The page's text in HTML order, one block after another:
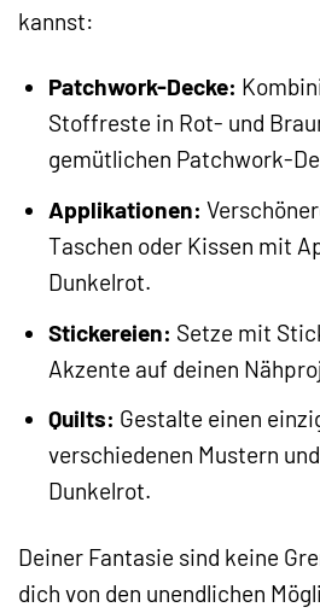
kannst:
Patchwork-Decke:
Stoffreste in Rot- und
gemütlichen Patchwork-
Applikationen:
Taschen oder Kissen mit
Dunkelrot.
Stickereien: Setze mit
Akzente auf deinen
Quilts: Gestalte einen
verschiedenen Mustern
Dunkelrot.
Deiner Fantasie sind keine
dich von den unendlichen